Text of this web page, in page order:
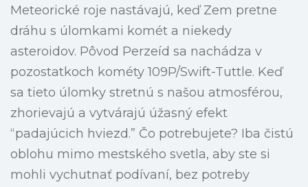
Meteorické roje nastávajú, keď Zem pretne
dráhu s úlomkami komét a niekedy
asteroidov. Pôvod Perzeíd sa nachádza v
pozostatkoch kométy 109P/Swift-Tuttle. Keď
sa tieto úlomky stretnú s našou atmosférou,
zhorievajú a vytvárajú úžasný efekt
“padajúcich hviezd.” Čo potrebujete? Iba čistú
oblohu mimo mestského svetla, aby ste si
mohli vychutnať podívaní, bez potreby